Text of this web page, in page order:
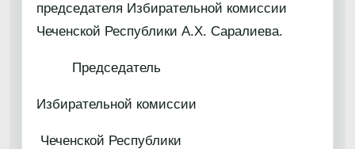
председателя Избирательной комиссии
Чеченской Республики А.Х. Саралиева.
Председатель
Избирательной комиссии
Чеченской Республики